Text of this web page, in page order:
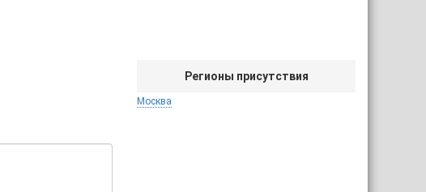
Регионы присутствия
Москва